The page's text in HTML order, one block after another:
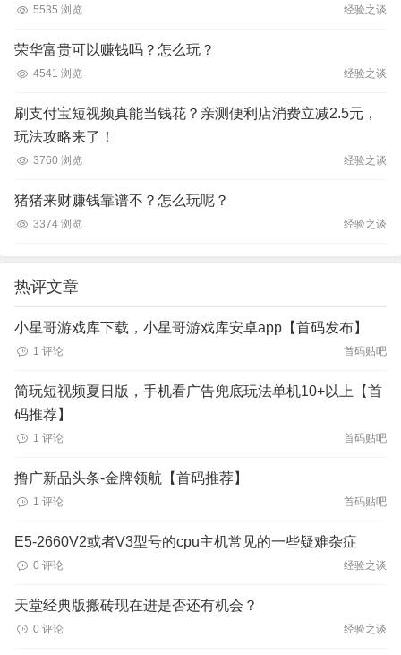
5535 浏览 经验之谈
荣华富贵可以赚钱吗？怎么玩？
4541 浏览 经验之谈
刷支付宝短视频真能当钱花？亲测便利店消费立减2.5元，
玩法攻略来了！
3760 浏览 经验之谈
猪猪来财赚钱靠谱不？怎么玩呢？
3374 浏览 经验之谈
热评文章
小星哥游戏库下载，小星哥游戏库安卓app【首码发布】
1 评论 首码贴吧
简玩短视频夏日版，手机看广告兜底玩法单机10+以上【首
码推荐】
1 评论 首码贴吧
撸广新品头条-金牌领航【首码推荐】
1 评论 首码贴吧
E5-2660V2或者V3型号的cpu主机常见的一些疑难杂症
0 评论 经验之谈
天堂经典版搬砖现在进是否还有机会？
0 评论 经验之谈